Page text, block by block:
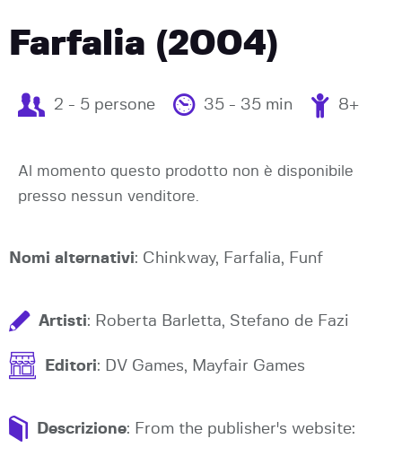
Farfalia (2004)
2 - 5 persone 35 - 35 min 8+
Al momento questo prodotto non è disponibile
presso nessun venditore.
Nomi alternativi: Chinkway, Farfalia, Funf
Artisti: Roberta Barletta, Stefano de Fazi
Editori: DV Games, Mayfair Games
Descrizione: From the publisher's website: